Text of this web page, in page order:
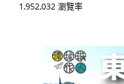
1,952,032 瀏覽率